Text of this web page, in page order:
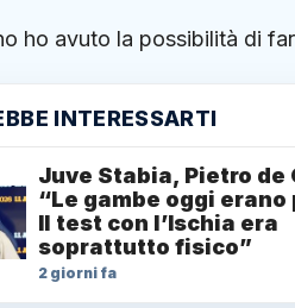
ho avuto la possibilità di
INTERESSARTI
Juve Stabia, Pietro de
“Le gambe oggi
Il test con l’Ischia era
soprattutto fisico”
2 giorni fa